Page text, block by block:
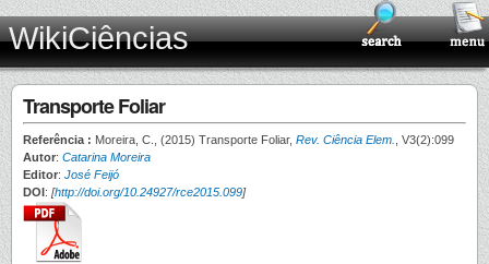
WikiCiências
Transporte Foliar
Referência : Moreira, C., (2015) Transporte Foliar, Rev. Ciência Elem.
, V3(2):099
Autor: Catarina Moreira
Editor: José Feijó
DOI: [http://doi.org/10.24927/rce2015.099]